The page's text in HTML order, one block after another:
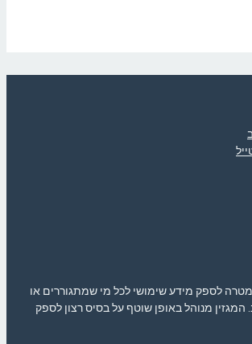
לספק מידע שימושי לכל מי שמתגוררים או
מנוהל באופן שוטף על בסיס רצון לספק